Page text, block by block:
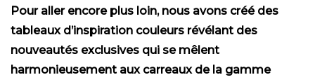
Pour aller encore plus loin, nous avons créé des
tableaux d’inspiration couleurs révélant des
nouveautés exclusives qui se mêlent
harmonieusement aux carreaux de la gamme